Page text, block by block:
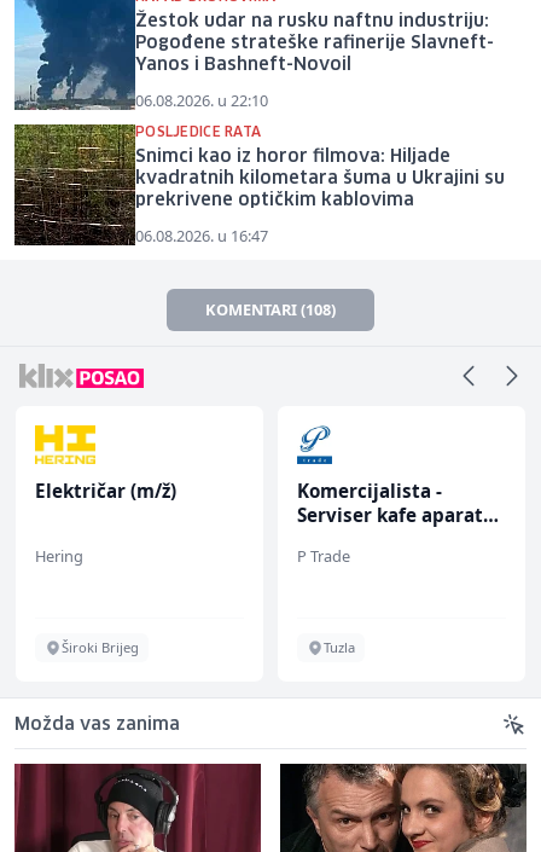
Žestok udar na rusku naftnu industriju:
Pogođene strateške rafinerije Slavneft-
Yanos i Bashneft-Novoil
06.08.2026. u 22:10
POSLJEDICE RATA
Snimci kao iz horor filmova: Hiljade
kvadratnih kilometara šuma u Ukrajini su
prekrivene optičkim kablovima
06.08.2026. u 16:47
KOMENTARI (108)
Električar (m/ž)
Hering
Široki Brijeg
Komercijalista -
Serviser kafe aparata
P Trade
Tuzla
Možda vas zanima